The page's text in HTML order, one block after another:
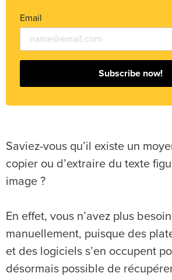
Email
Subscribe now!
Saviez-vous qu’il existe un
copier ou d’extraire du texte
image ?
En effet, vous n’avez plus
manuellement, puisque des
et des logiciels s’en occupent
désormais possible de